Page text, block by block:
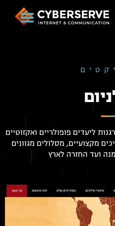
ליעדים פופולריים ואקזוטיים
מקצועיים, מסלולים מגוונים
ועד החזרה לארץ